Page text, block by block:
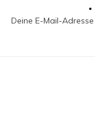
Deine E-Mail-